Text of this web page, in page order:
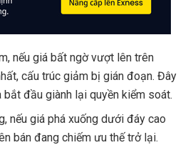
nếu giá bất ngờ vượt lên trên
cấu trúc giảm bị gián đoạn. Đây
bắt đầu giành lại quyền kiểm soát.
nếu giá phá xuống dưới đáy cao
bán đang chiếm ưu thế trở lại.